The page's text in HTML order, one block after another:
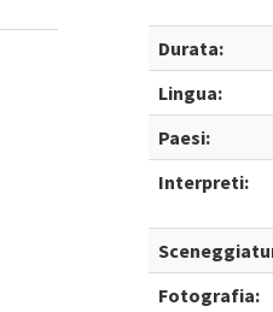
Durata:
Lingua:
Paesi:
Interpreti:
Fotografia: